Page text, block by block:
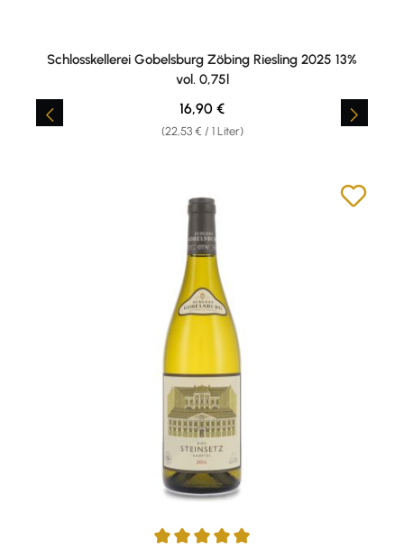
Schlosskellerei Gobelsburg Zöbing Riesling 2025 13%
vol. 0,75l
(22,53 € / 1 Liter)
Regulärer Preis:
16,90 €